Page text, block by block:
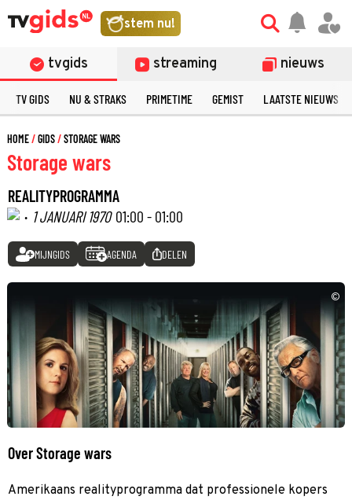
stem nu!
tvgids streaming nieuws
TV GIDS NU & STRAKS PRIMETIME GEMIST LAATSTE NIEUWS
HOME GIDS STORAGE WARS
Storage wars
REALITYPROGRAMMA
· 1 JANUARI 1970 01:00 - 01:00
MIJNGIDS AGENDA DELEN
©
Over Storage wars
Amerikaans realityprogramma dat professionele kopers